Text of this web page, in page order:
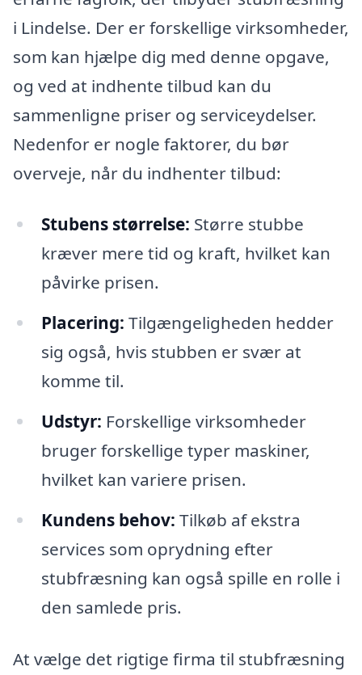
i Lindelse. Der er forskellige virksomheder,
som kan hjælpe dig med denne opgave,
og ved at indhente tilbud kan du
sammenligne priser og serviceydelser.
Nedenfor er nogle faktorer, du bør
overveje, når du indhenter tilbud:
Stubens størrelse: Større stubbe
kræver mere tid og kraft, hvilket kan
påvirke prisen.
Placering: Tilgængeligheden hedder
sig også, hvis stubben er svær at
komme til.
Udstyr: Forskellige virksomheder
bruger forskellige typer maskiner,
hvilket kan variere prisen.
Kundens behov: Tilkøb af ekstra
services som oprydning efter
stubfræsning kan også spille en rolle i
den samlede pris.
At vælge det rigtige firma til stubfræsning